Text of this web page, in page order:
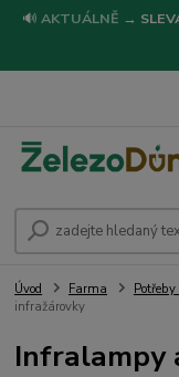
🔊 AKTUÁLNĚ →
Úvod Farma
infražárovky
Infralampy